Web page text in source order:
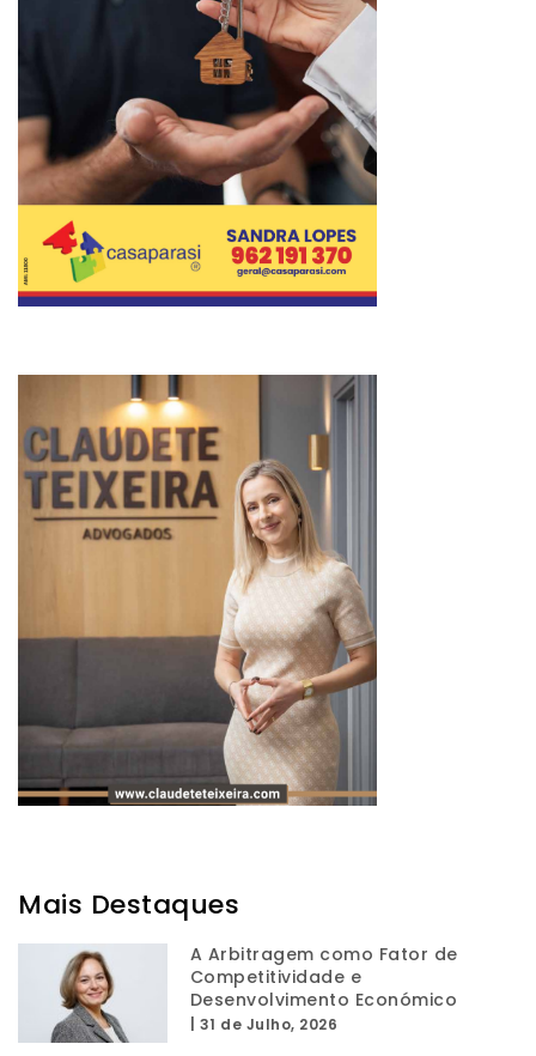
Mais Destaques
A Arbitragem como Fator de
Competitividade e
Desenvolvimento Económico
31 de Julho, 2026